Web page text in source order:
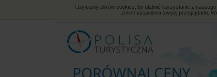
Używamy plików cookies, by ułatwić korzystanie z
zmień ustawienia swojej przeglądarki.